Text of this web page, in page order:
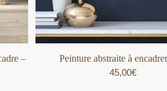
–
Peinture abstraite à
45,00€